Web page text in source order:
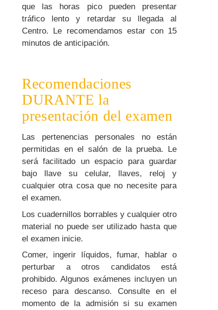
que las horas pico pueden presentar
tráfico lento y retardar su llegada al
Centro. Le recomendamos estar con 15
minutos de anticipación.
Recomendaciones
DURANTE la
presentación del examen
Las pertenencias personales no están
permitidas en el salón de la prueba. Le
será facilitado un espacio para guardar
bajo llave su celular, llaves, reloj y
cualquier otra cosa que no necesite para
el examen.
Los cuadernillos borrables y cualquier otro
material no puede ser utilizado hasta que
el examen inicie.
Comer, ingerir líquidos, fumar, hablar o
perturbar a otros candidatos está
prohibido. Algunos exámenes incluyen un
receso para descanso. Consulte en el
momento de la admisión si su examen